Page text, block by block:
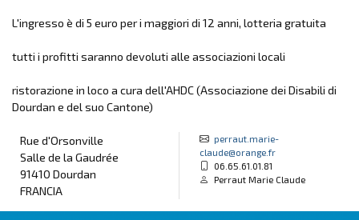
L'ingresso è di 5 euro per i maggiori di 12 anni, lotteria gratuita
tutti i profitti saranno devoluti alle associazioni locali
ristorazione in loco a cura dell'AHDC (Associazione dei Disabili di
Dourdan e del suo Cantone)
Rue d'Orsonville
Salle de la Gaudrée
91410 Dourdan
FRANCIA
perraut.marie-
claude@orange.fr
06.65.61.01.81
Perraut Marie Claude